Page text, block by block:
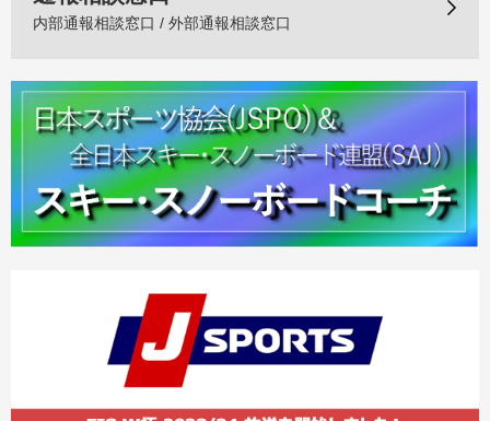
内部通報相談窓口 / 外部通報相談窓口